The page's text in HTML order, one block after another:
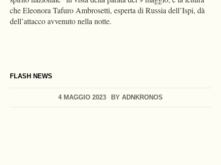
FLASH NEWS
4 MAGGIO 2023 BY ADNKRONOS
che Eleonora Tafuro Ambrosetti, esperta di Russia dell’Ispi, dà
dell’attacco avvenuto nella notte.